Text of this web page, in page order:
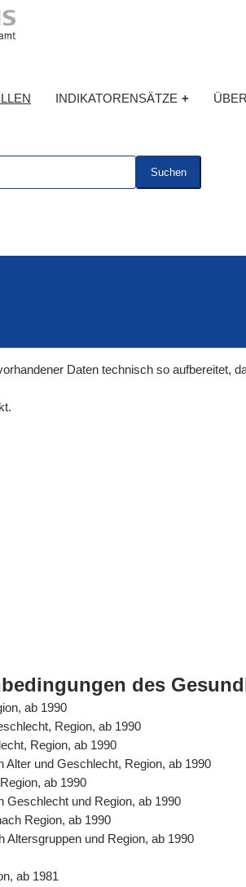
INDIKATORENSÄTZE +
Suchen
Daten technisch so aufbereitet,
des
ab 1990
Region, ab 1990
Region, ab 1990
und Geschlecht, Region, ab 1990
ab 1990
Geschlecht und Region, ab 1990
Region, ab 1990
und Region, ab 1990
ab 1981